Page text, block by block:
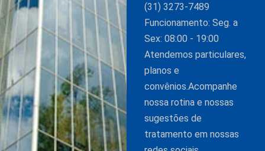
(31) 3273-7489
Funcionamento: Seg. a
Sex: 08:00 - 19:00
Atendemos particulares,
planos e
convênios.Acompanhe
nossa rotina e nossas
sugestões de
tratamento em nossas